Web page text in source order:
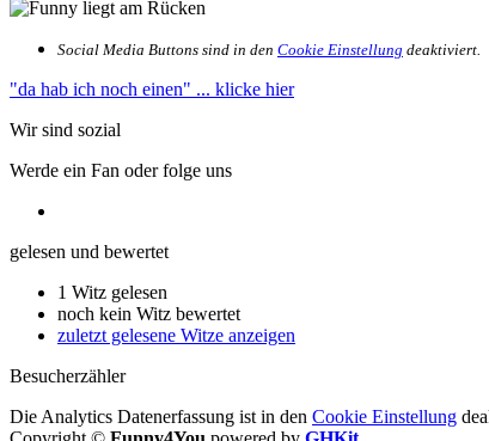
Social Media Buttons sind in den Cookie Einstellung deaktiviert.
"da hab ich noch einen" ... klicke hier
Wir sind sozial
Werde ein Fan oder folge uns
gelesen und bewertet
1 Witz gelesen
noch kein Witz bewertet
zuletzt gelesene Witze anzeigen
Besucherzähler
Die Analytics Datenerfassung ist in den Cookie Einstellung